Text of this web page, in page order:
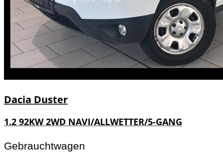
Dacia Duster
1.2 92KW 2WD NAVI/ALLWETTER/5-GANG
Gebrauchtwagen